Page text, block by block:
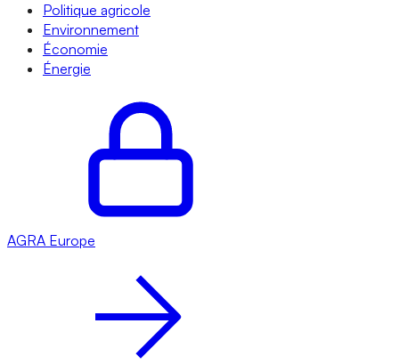
Politique agricole
Environnement
Économie
Énergie
AGRA Europe